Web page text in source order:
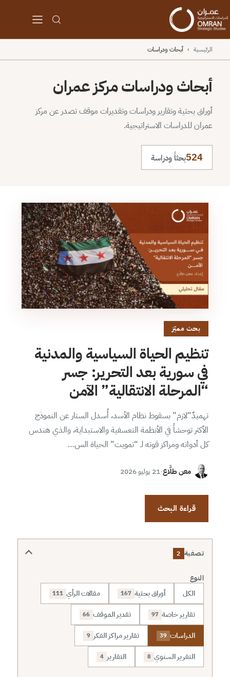
الرئيسية › أبحاث ودراسات
أبحاث ودراسات مركز عمران
أوراق بحثية وتقارير ودراسات وتقديرات موقف تصدر عن مركز
عمران للدراسات الاستراتيجية.
524بحثاً ودراسة
بحث مميّز
تنظيم الحياة السياسية والمدنية
في سورية بعد التحرير: جسر
“المرحلة الانتقالية” الآمن
تهميدٌ”لازم” بسقوط نظام الأسد، أُسدل الستار عن النموذج
الأكثر توحشاً في الأنظمة التعسفية والاستبداية، والذي هندس
كل أدواته ومراكز قوته لـ “تمويت” الحياة الس…
معن طلَّاع·21 يوليو 2026
قراءة البحث
تصفية 2
النوع
الكل أوراق بحثية 167 مقالات الرأي 111
تقارير خاصة 97 تقدير الموقف 66
الدراسات 39 تقارير مراكز الفكر 9
التقرير السنوي 8 التقارير 4